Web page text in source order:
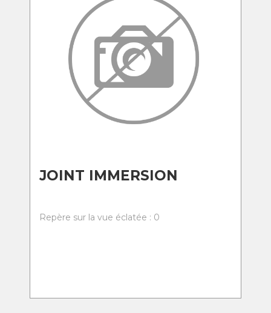
JOINT IMMERSION
Repère sur la vue éclatée : 0